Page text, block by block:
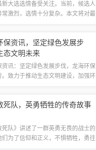
新大选选情备受关注。当前，候选人
常激烈，选情十分复杂。本文将对最
的结果。最终预测谁将成为下...
保资讯，坚定绿色发展步
态文明未来
资讯：坚定绿色发展步伐，龙海环保
。致力于推动生态文明建设，加强环
域取得显著成果，为创造美好的...
死队，英勇牺牲的传奇故事
死队》讲述了一群英勇无畏的战士的
们为了信仰和正义，不惧牺牲，勇往